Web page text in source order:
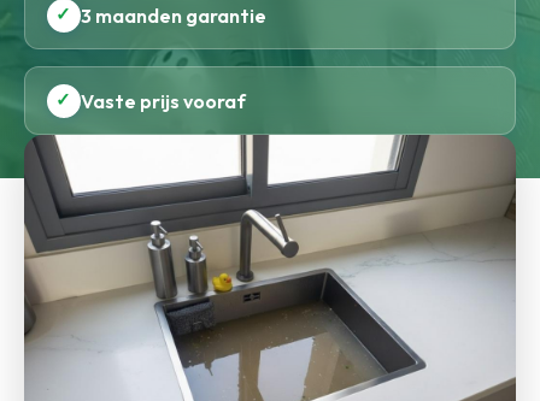
✓ 3 maanden garantie
✓ Vaste prijs vooraf